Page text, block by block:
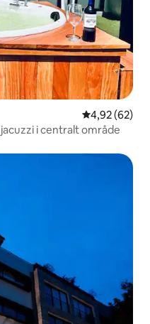
4,92 av 5 i
4,92 (62)
i centralt område